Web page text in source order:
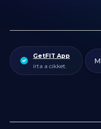
GetFIT App
írta a cikket.